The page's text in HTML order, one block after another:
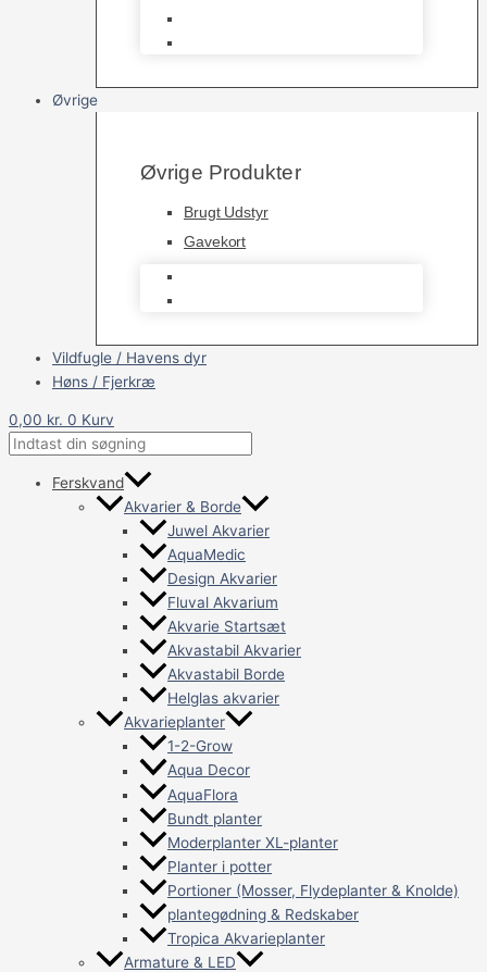
Øvrige
Øvrige Produkter
Brugt Udstyr
Gavekort
Vildfugle / Havens dyr
Høns / Fjerkræ
0,00 kr. 0 Kurv
Ferskvand
Akvarier & Borde
Juwel Akvarier
AquaMedic
Design Akvarier
Fluval Akvarium
Akvarie Startsæt
Akvastabil Akvarier
Akvastabil Borde
Helglas akvarier
Akvarieplanter
1-2-Grow
Aqua Decor
AquaFlora
Bundt planter
Moderplanter XL-planter
Planter i potter
Portioner (Mosser, Flydeplanter & Knolde)
plantegødning & Redskaber
Tropica Akvarieplanter
Armature & LED